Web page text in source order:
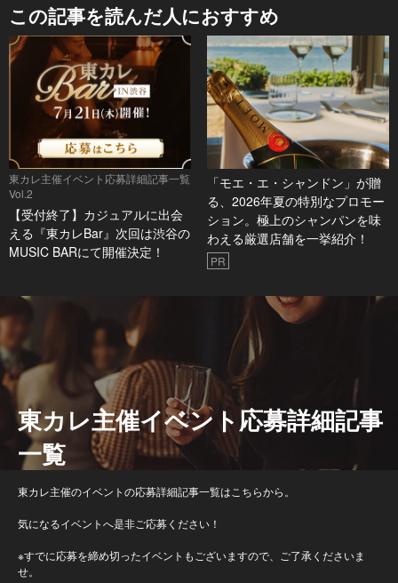
この記事を読んだ人におすすめ
東カレ主催イベント応募詳細記事一覧
Vol.2
【受付終了】カジュアルに出会
える『東カレBar』次回は渋谷の
MUSIC BARにて開催決定！
「モエ・エ・シャンドン」が贈
る、2026年夏の特別なプロモー
ション。極上のシャンパンを味
わえる厳選店舗を一挙紹介！
PR
東カレ主催イベント応募詳細記事
一覧
東カレ主催のイベントの応募詳細記事一覧はこちらから。
気になるイベントへ是非ご応募ください！
※すでに応募を締め切ったイベントもございますので、ご了承くださいま
せ。